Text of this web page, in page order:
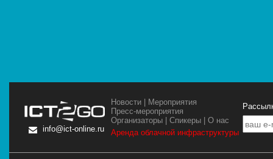
info@ict-online.ru
Новости
Мероприятия
Пресс-мероприятия
Организаторы |Спикеры |О нас
Аренда облачной инфраструктуры